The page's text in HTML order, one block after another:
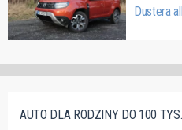
Dustera
AUTO DLA RODZINY DO 100